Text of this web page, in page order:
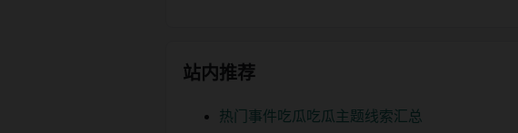
站内推荐
热门事件吃瓜吃瓜主题线索汇总